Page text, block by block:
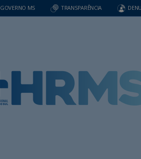
GOVERNO MS TRANSPARÊNCIA